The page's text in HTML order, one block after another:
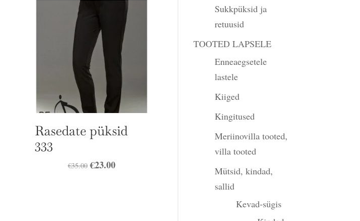
Rasedate püksid
333
€35.00 Algne
€23.00Praegune
Sukkpüksid ja
retuusid
TOOTED LAPSELE
Enneaegsetele
lastele
Kiiged
Kingitused
Meriinovilla tooted,
villa tooted
Mütsid, kindad,
sallid
Kevad-sügis